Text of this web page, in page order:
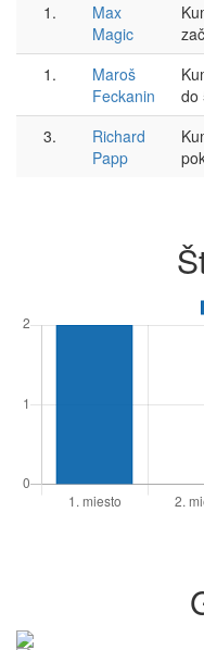
1.
Max
Magic
1.
Maroš
Feckanin
do
3.
Richard
Papp